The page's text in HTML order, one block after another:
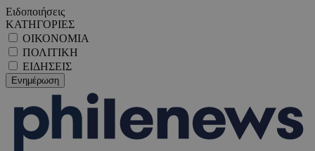
Ειδοποιήσεις
ΚΑΤΗΓΟΡΙΕΣ
ΟΙΚΟΝΟΜΙΑ
ΠΟΛΙΤΙΚΗ
ΕΙΔΗΣΕΙΣ